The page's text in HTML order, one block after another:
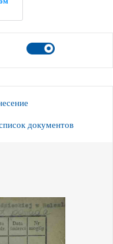
документов